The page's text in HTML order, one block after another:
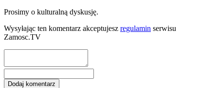
Prosimy o kulturalną dyskusję.
Wysyłając ten komentarz akceptujesz regulamin serwisu
Zamosc.TV